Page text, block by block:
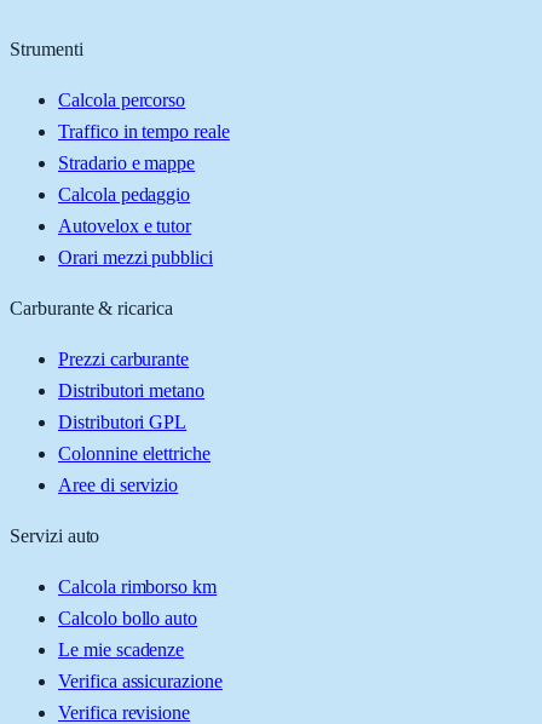
Strumenti
Calcola percorso
Traffico in tempo reale
Stradario e mappe
Calcola pedaggio
Autovelox e tutor
Orari mezzi pubblici
Carburante & ricarica
Prezzi carburante
Distributori metano
Distributori GPL
Colonnine elettriche
Aree di servizio
Servizi auto
Calcola rimborso km
Calcolo bollo auto
Le mie scadenze
Verifica assicurazione
Verifica revisione